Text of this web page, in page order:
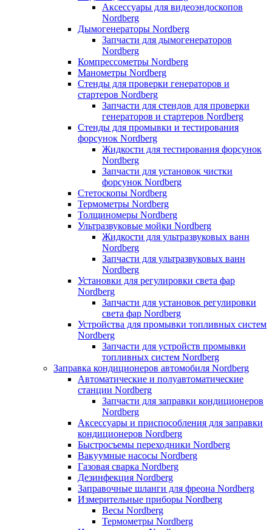
Аксессуары для видеоэндоскопов
Nordberg
Дымогенераторы Nordberg
Запчасти для дымогенераторов
Nordberg
Компрессометры Nordberg
Манометры Nordberg
Стенды для проверки генераторов и
стартеров Nordberg
Запчасти для стендов для проверки
генераторов и стартеров Nordberg
Стенды для промывки и тестирования
форсунок Nordberg
Жидкости для тестирования форсунок
Nordberg
Запчасти для установок чистки
форсунок Nordberg
Стетоскопы Nordberg
Термометры Nordberg
Толщиномеры Nordberg
Ультразвуковые мойки Nordberg
Жидкости для ультразвуковых ванн
Nordberg
Запчасти для ультразвуковых ванн
Nordberg
Установки для регулировки света фар
Nordberg
Запчасти для установок регулировки
света фар Nordberg
Устройства для промывки топливных систем
Nordberg
Запчасти для устройств промывки
топливных систем Nordberg
Заправка кондиционеров автомобиля Nordberg
Автоматические и полуавтоматические
станции Nordberg
Запчасти для заправки кондиционеров
Nordberg
Аксессуары и приспособления для заправки
кондиционеров Nordberg
Быстросъемы переходники Nordberg
Вакуумные насосы Nordberg
Газовая сварка Nordberg
Дезинфекция Nordberg
Заправочные шланги для фреона Nordberg
Измерительные приборы Nordberg
Весы Nordberg
Термометры Nordberg